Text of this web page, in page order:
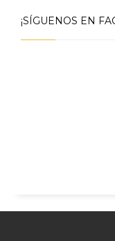
¡SÍGUENOS EN